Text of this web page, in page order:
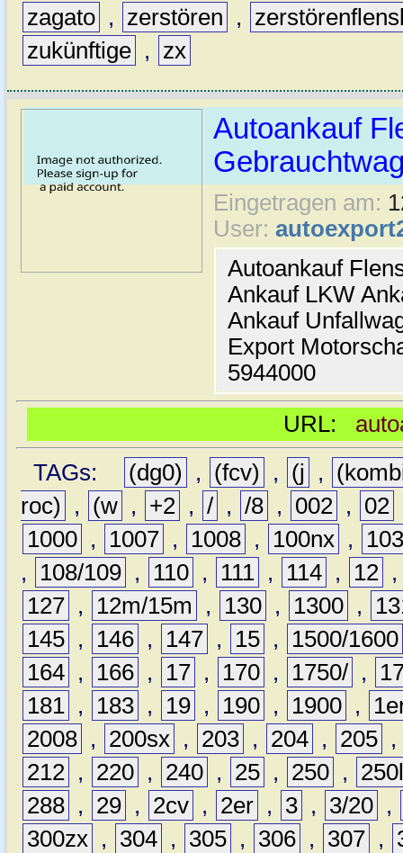
zagato , zerstören ,
zukünftige , zx
Autoankauf
Eingetragen am:
User:
Autoankauf
Ankauf LKW
Ankauf
Export
5944000
URL:
TAGs:
(dg0) , (fcv) , (j ,
roc)
, (w , +2 , / , /8 , 002 , 02
1000 , 1007 , 1008 , 100nx ,
,
108/109 , 110 , 111 , 114 , 12
127 , 12m/15m , 130 , 1300 ,
145 , 146 , 147 , 15 ,
1500/1600
164 , 166 , 17 , 170 , 1750/ ,
181 , 183 , 19 , 190 , 1900 ,
2008 , 200sx , 203 , 204 , 205 ,
212 , 220 , 240 , 25 , 250 ,
288 , 29 , 2cv , 2er , 3 , 3/20 ,
300zx , 304 , 305 , 306 , 307 ,